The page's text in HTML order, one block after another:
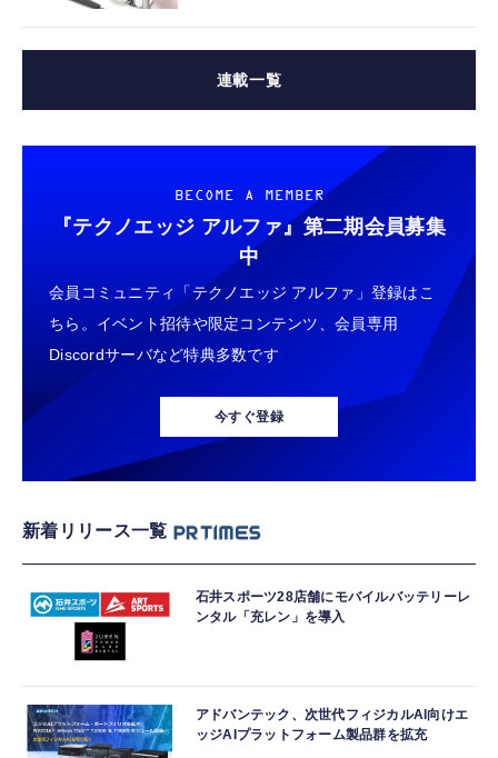
連載一覧
BECOME A MEMBER
『テクノエッジ アルファ』 第二期会員募集
中
会員コミュニティ「テクノエッジ アルファ」登録はこ
ちら。イベント招待や限定コンテンツ、会員専用
Discordサーバなど特典多数です
今すぐ登録
新着リリース一覧
石井スポーツ28店舗にモバイルバッテリーレ
ンタル「充レン」を導入
アドバンテック、次世代フィジカルAI向けエ
ッジAIプラットフォーム製品群を拡充